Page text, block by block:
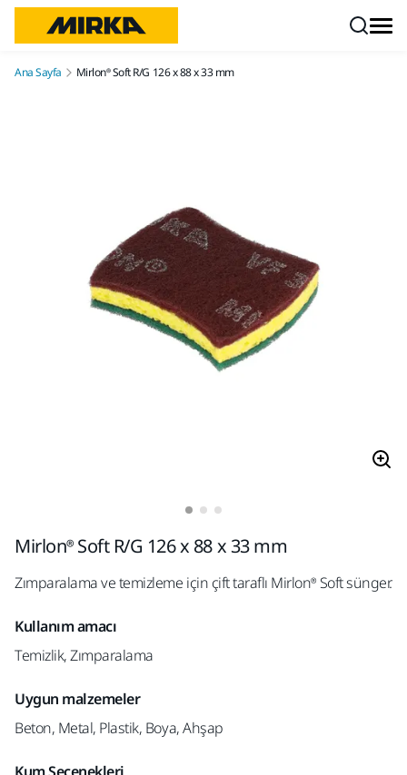
Ana Sayfa Mirlon® Soft R/G 126 x 88 x 33 mm
Mirlon® Soft R/G 126 x 88 x 33 mm
Zımparalama ve temizleme için çift taraflı Mirlon® Soft sünger.
Kullanım amacı
Temizlik, Zımparalama
Uygun malzemeler
Beton, Metal, Plastik, Boya, Ahşap